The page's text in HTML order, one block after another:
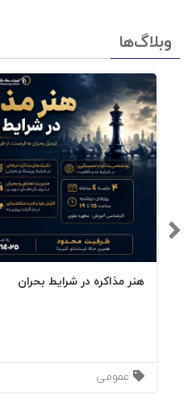
وبلاگ‌ها
هنر مذاکره در شرایط بحران
عمومی